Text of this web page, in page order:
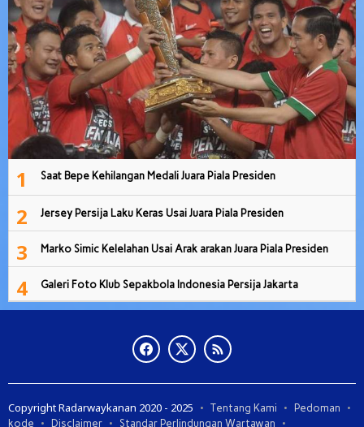
1 Saat Bepe Kehilangan Medali Juara Piala Presiden
2 Jersey Persija Laku Keras Usai Juara Piala Presiden
3 Marko Simic Kelelahan Usai Arak arakan Juara Piala Presiden
4 Galeri Foto Klub Sepakbola Indonesia Persija Jakarta
Copyright Radarwaykanan 2020 - 2025 Tentang Kami
Pedoman
kode
Disclaimer Standar Perlindungan Wartawan